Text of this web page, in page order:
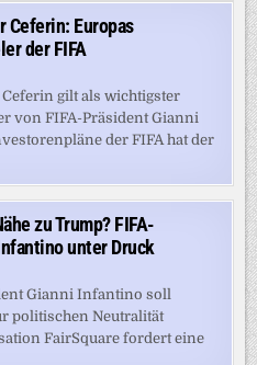
Ceferin: Europas
der FIFA
gilt als wichtigster
von FIFA-Präsident Gianni
der FIFA hat der
zu Trump? FIFA-
unter Druck
Gianni Infantino soll
politischen Neutralität
FairSquare fordert eine